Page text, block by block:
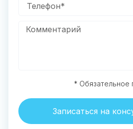
* Обязательное
Записаться на